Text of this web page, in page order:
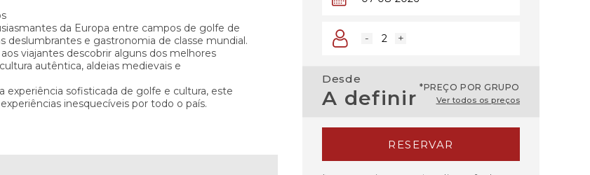
da Europa entre campos de golfe de
deslumbrantes e gastronomia de classe mundial.
viajantes descobrir alguns dos melhores
autêntica, aldeias medievais e
experiência sofisticada de golfe e cultura, este
inesquecíveis por todo o país.
- +
Desde
A definir *PREÇO POR GRUPO
Ver todos os preços
RESERVAR